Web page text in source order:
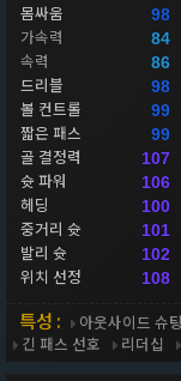
몸싸움 98
가속력 84
속력 86
드리블 98
볼 컨트롤 99
짧은 패스 99
골 결정력 107
슛 파워 106
헤딩 100
중거리 슛 101
발리 슛 102
위치 선정 108
특성 : 아웃사이드 슈
긴 패스 선호
리더십